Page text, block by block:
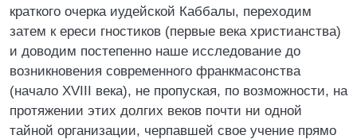
краткого очерка иудейской Каббалы, переходим
затем к ереси гностиков (первые века христианства)
и доводим постепенно наше исследование до
возникновения современного франкмасонства
(начало XVIII века), не пропуская, по возможности, на
протяжении этих долгих веков почти ни одной
тайной организации, черпавшей свое учение прямо